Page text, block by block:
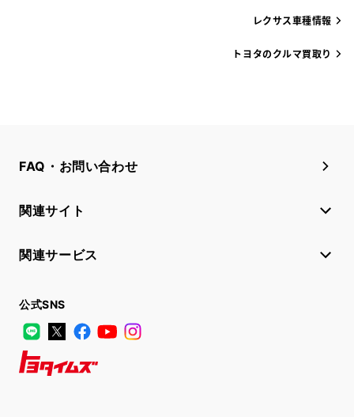
レクサス車種情報
トヨタのクルマ買取り
FAQ・お問い合わせ
関連サイト
関連サービス
公式SNS
LINE
X FacebookYouTube